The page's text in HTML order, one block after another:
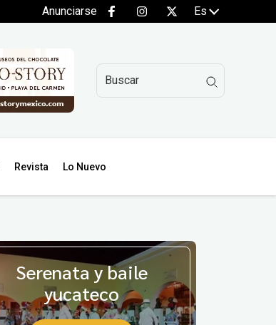
Anunciarse Es
Revista Lo Nuevo
Serenata y baile
yucateco